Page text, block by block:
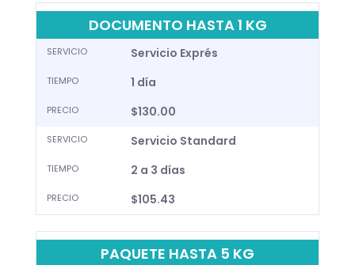
DOCUMENTO HASTA 1 KG
SERVICIO Servicio Exprés
TIEMPO 1 día
PRECIO $130.00
SERVICIO Servicio Standard
TIEMPO 2 a 3 días
PRECIO $105.43
PAQUETE HASTA 5 KG